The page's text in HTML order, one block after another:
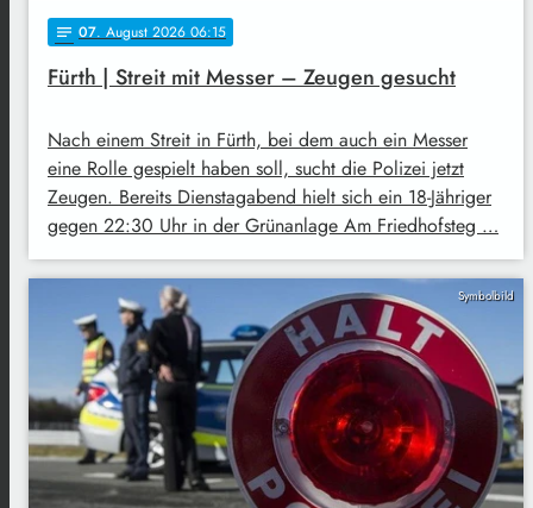
notes 07. August 2026 06:15
Fürth | Streit mit Messer – Zeugen gesucht
Nach einem Streit in Fürth, bei dem auch ein Messer
eine Rolle gespielt haben soll, sucht die Polizei jetzt
Zeugen. Bereits Dienstagabend hielt sich ein 18-Jähriger
gegen 22:30 Uhr in der Grünanlage Am Friedhofsteg …
Symbolbild